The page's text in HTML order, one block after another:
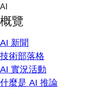
Skip
content
AI
概覽
AI 新聞
技術部落格
AI 實況活動
什麼是 AI 推論